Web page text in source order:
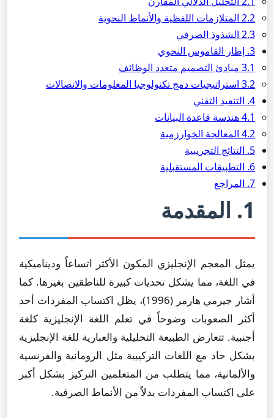
2.2 المتلازمات اللفظية والأنماط النحوية
2.3 الشذوذ الصرفي
3. إطار القاموس النحوي
3.1 مبادئ التصميم متعدد الوظائف
3.2 استراتيجيات دمج تكنولوجيا المعلومات والاتصالات
4. التنفيذ التقني
4.1 هندسة قاعدة البيانات
4.2 المعالجة الخوارزمية
5. النتائج التجريبية
6. التطبيقات المستقبلية
7. المراجع
1. المقدمة
يمثل المعجم الإنجليزي المكون الأكثر اتساعاً وديناميكية
في اللغة، مما يشكل تحديات كبيرة للناطقين بغيرها. كما
أشار جيرمي هارمر (1996)، يظل اكتساب المفردات أحد
أكثر الصعوبات وضوحاً في تعلم اللغة الإنجليزية كلغة
أجنبية. تتعارض الطبيعة التحليلية والعبارية للغة الإنجليزية
بشكل حاد مع اللغات التركيبية مثل الرومانية والفرنسية
والألمانية، مما يتطلب من المتعلمين التركيز بشكل أكبر
على اكتساب المفردات بدلاً من الأنماط الصرفية.